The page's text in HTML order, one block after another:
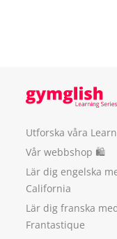
Utforska våra
Vår webbshop 🛍
Lär dig engelska
California
Lär dig franska
Frantastique